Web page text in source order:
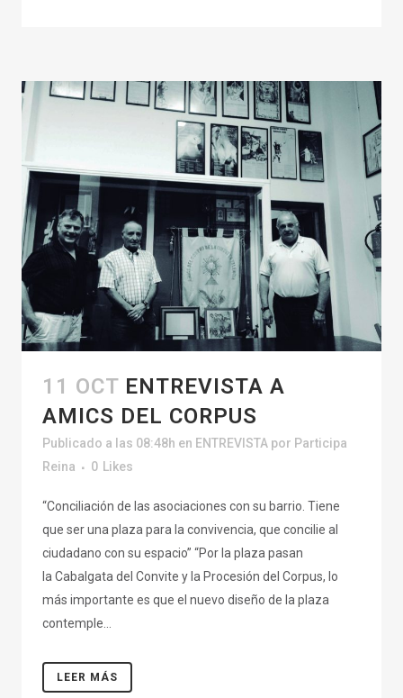
11 OCT ENTREVISTA A
AMICS DEL CORPUS
Publicado a las 08:48h en ENTREVISTA por Participa
Reina
0 Likes
“Conciliación de las asociaciones con su barrio. Tiene
que ser una plaza para la convivencia, que concilie al
ciudadano con su espacio” “Por la plaza pasan
la Cabalgata del Convite y la Procesión del Corpus, lo
más importante es que el nuevo diseño de la plaza
contemple...
LEER MÁS